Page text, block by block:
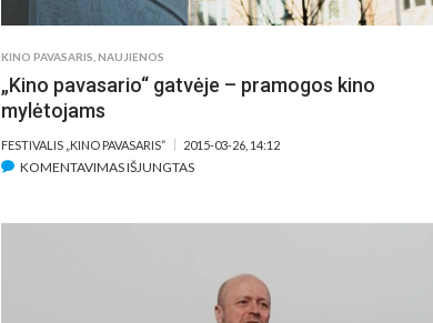
KINO PAVASARIS,NAUJIENOS
„Kino pavasario“ gatvėje – pramogos kino
mylėtojams
FESTIVALIS „KINO PAVASARIS“ 2015-03-26, 14:12
KOMENTAVIMAS IŠJUNGTASĮRAŠE
PRAMOGOS
KINO